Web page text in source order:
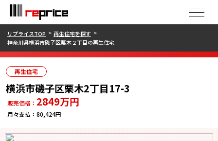
リプライスTOP
再生住宅を探す
神奈川県横浜市磯子区栗木２丁目の再生住宅
再生住宅
横浜市磯子区栗木2丁目17-3
販売価格： 2849万円
月々支払： 80,424円